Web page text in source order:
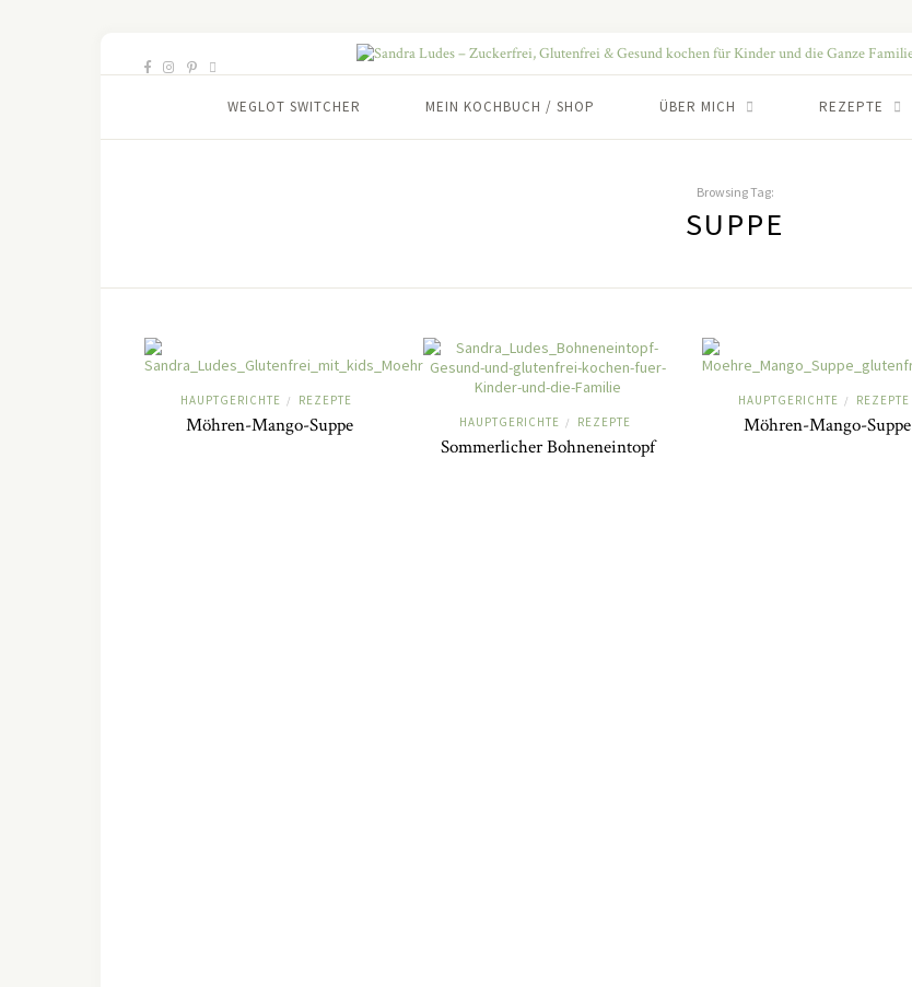
WEGLOT SWITCHER MEIN KOCHBUCH / SHOP ÜBER MICH REZEPTE
Browsing Tag:
SUPPE
HAUPTGERICHTE / REZEPTE
Möhren-Mango-Suppe HAUPTGERICHTE / REZEPTE
Sommerlicher Bohneneintopf
HAUPTGERICHTE / REZEPTE
Möhren-Mango-Suppe